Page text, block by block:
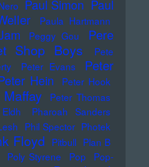
Paul Simon Paul
Paula Hartmann
Peggy Gou
Pere
Shop Boys
Pete
Peter Evans
Peter
Hein
Peter Hook
Maffay
Peter Thomas
Pharoah Sanders
Phil Spector Photek
Floyd Pitbull Plan B
Poly Styrene Pop
Pop-